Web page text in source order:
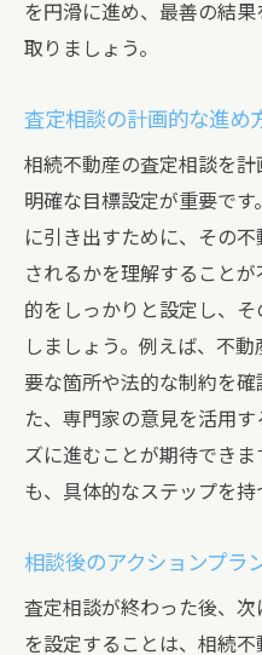
を円滑に進め、最善の結
取りましょう。
査定相談の計画的な進め
相続不動産の査定相談を
明確な目標設定が重要で
に引き出すために、その
されるかを理解すること
的をしっかりと設定し、
しましょう。例えば、不
要な箇所や法的な制約を
た、専門家の意見を活用
ズに進むことが期待でき
も、具体的なステップを持
相談後のアクションプラ
査定相談が終わった後、次
を設定することは、相続